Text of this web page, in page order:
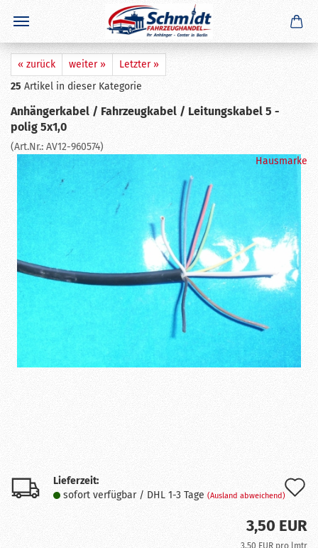
« zurück weiter »
Letzter »
25 Artikel in dieser Kategorie
Anhängerkabel / Fahrzeugkabel / Leitungskabel 5 -
polig 5x1,0
(Art.Nr.: AV12-960574)
Hausmarke
Lieferzeit:
sofort verfügbar / DHL 1-3 Tage (Ausland abweichend)
3,50 EUR
3,50 EUR pro lmtr
×
GERADE GEKAUFT
hatZugkugelkupplung 750kg eckig 60mm
4 - Loch M12gekauft
Ausblenden